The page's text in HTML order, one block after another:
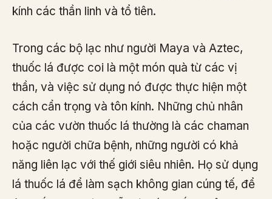
kính các thần linh và tổ tiên.
Trong các bộ lạc như người Maya và Aztec,
thuốc lá được coi là một món quà từ các vị
thần, và việc sử dụng nó được thực hiện một
cách cẩn trọng và tôn kính. Những chủ nhân
của các vườn thuốc lá thường là các chaman
hoặc người chữa bệnh, những người có khả
năng liên lạc với thế giới siêu nhiên. Họ sử dụng
lá thuốc lá để làm sạch không gian cúng tế, để